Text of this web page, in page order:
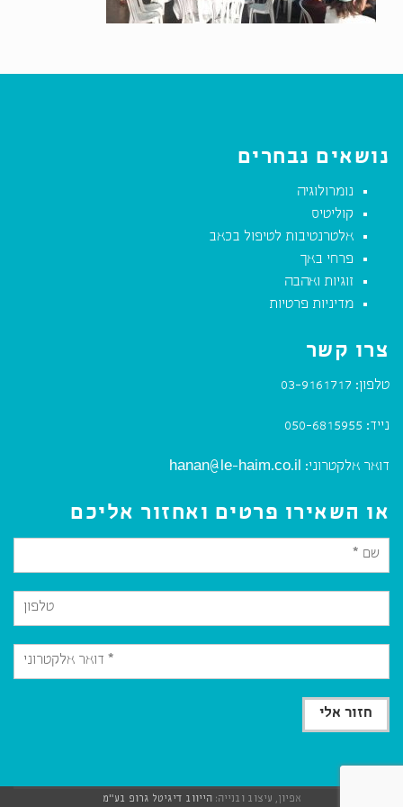
נושאים נבחרים
נומרולוגיה
קוליטיס
אלטרנטיבות לטיפול בכאב
פרחי באך
זוגיות ואהבה
מדיניות פרטיות
צרו קשר
טלפון: 03-9161717
נייד: 050-6815955
דואר אלקטרוני: hanan@le-haim.co.il
או השאירו פרטים ואחזור אליכם
אפיון, עיצוב ובנייה:הייווב דיגיטל גרופ בע"מ